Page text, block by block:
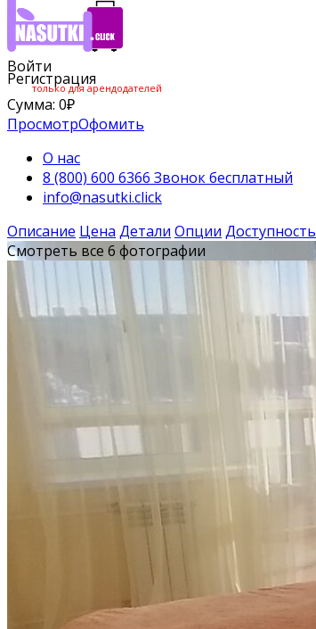
Войти
Регистрация
только для арендодателей
Сумма: 0₽
ПросмотрОфомить
О нас
8 (800) 600 6366 Звонок бесплатный
info@nasutki.click
Описание Цена Детали Опции Доступность
Смотреть все 6 фотографии